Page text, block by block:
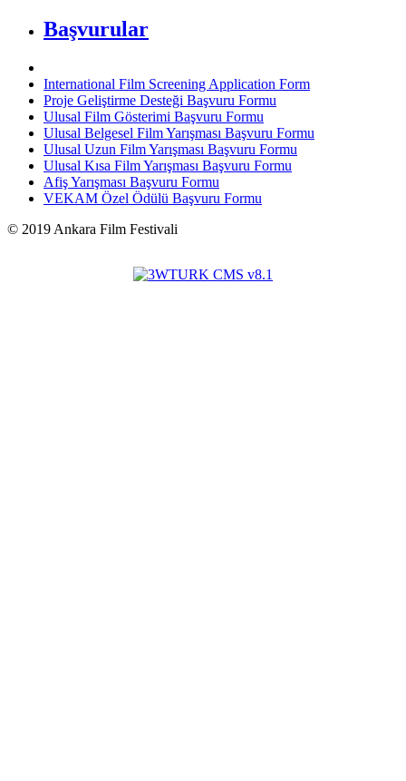
Başvurular
International Film Screening Application Form
Proje Geliştirme Desteği Başvuru Formu
Ulusal Film Gösterimi Başvuru Formu
Ulusal Belgesel Film Yarışması Başvuru Formu
Ulusal Uzun Film Yarışması Başvuru Formu
Ulusal Kısa Film Yarışması Başvuru Formu
Afiş Yarışması Başvuru Formu
VEKAM Özel Ödülü Başvuru Formu
© 2019 Ankara Film Festivali